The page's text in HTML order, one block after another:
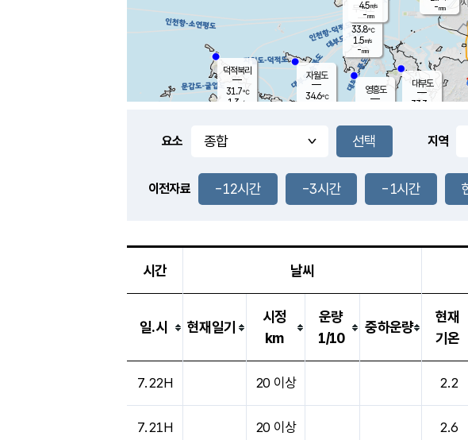
풍도
2.9m/s
무의도
33.8℃
1.5m/s
-mm
영흥도
자월도
34.6℃
대부도
33.3
-
덕적북리
31.7℃
1.3 m/s
4.5m/s
-mm
-mm
요소 지역
이전자료 -12시간 -3시간 -1시간
시간 날씨
일.시 현재일기
시정
km
운량
1/10
중하운량
현재
기온
7.22H 20 이상 2.2
7.21H 20 이상 2.6